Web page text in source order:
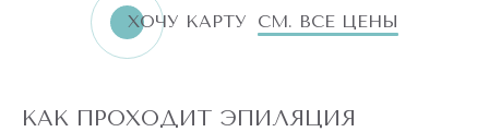
ХОЧУ КАРТУ СМ. ВСЕ ЦЕНЫ
КАК ПРОХОДИТ ЭПИЛЯЦИЯ